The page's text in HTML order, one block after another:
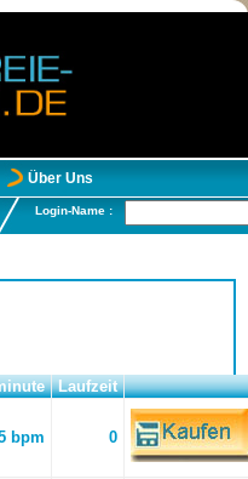
Über Uns
Login-Name :
Laufzeit
bpm 0